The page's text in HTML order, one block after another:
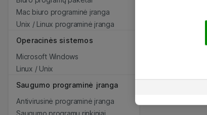
Mac biuro programinė įranga
Unix / Linux programinė įranga
Operacinės sistemos
Microsoft Windows
Linux / Unix
Saugumo programinė įranga
Antivirusinė programinė įranga
Saugumo programų rinkiniai